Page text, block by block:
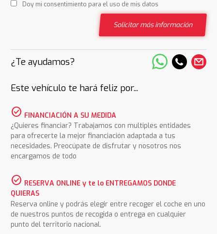
Doy mi consentimiento para el uso de mis datos
Solicitar más información
¿Te ayudamos?
Este vehículo te hará feliz por...
check_circle FINANCIACIÓN A SU MEDIDA
¿Quieres financiar? Trabajamos con multiples entidades
para ofrecerte la mejor financiación adaptada a tus
necesidades. Preocúpate de disfrutar y nosotros nos
encargamos de todo
check_circle RESERVA ONLINE y te lo ENTREGAMOS DONDE
QUIERAS
Reserva online y podrás elegir entre recoger el coche en uno
de nuestros puntos de recogida o entrega en cualquier
punto del territorio nacional.